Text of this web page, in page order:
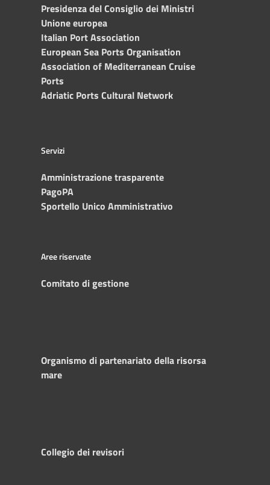
Presidenza del Consiglio dei Ministri
Unione europea
Italian Port Association
European Sea Ports Organisation
Association of Mediterranean Cruise
Ports
Adriatic Ports Cultural Network
Servizi
Amministrazione trasparente
PagoPA
Sportello Unico Amministrativo
Aree riservate
Comitato di gestione
Organismo di partenariato della risorsa
mare
Collegio dei revisori